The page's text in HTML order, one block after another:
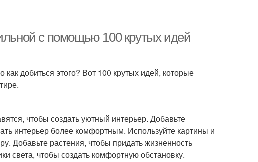
с помощью 100 крутых идей
добиться этого? Вот 100 крутых идей, которые
чтобы создать уютный интерьер. Добавьте
интерьер более комфортным. Используйте картины и
Добавьте растения, чтобы придать жизненность
света, чтобы создать комфортную обстановку.